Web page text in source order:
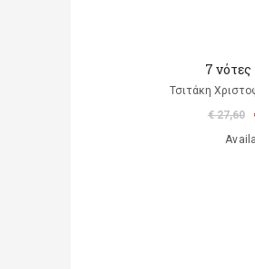
7 νότες
Τσιτάκη
€ 27,60